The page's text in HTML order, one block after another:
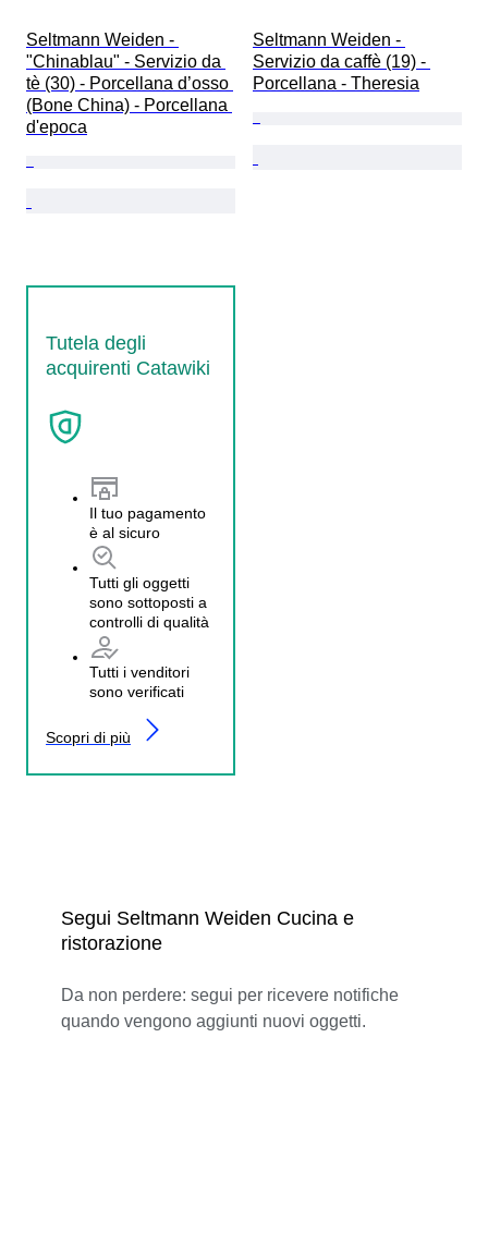
Seltmann Weiden -
"Chinablau" - Servizio da
tè (30) - Porcellana d’osso
(Bone China) - Porcellana
d'epoca
Seltmann Weiden -
Servizio da caffè (19) -
Porcellana - Theresia
Tutela degli
acquirenti Catawiki
Il tuo pagamento
è al sicuro
Tutti gli oggetti
sono sottoposti a
controlli di qualità
Tutti i venditori
sono verificati
Scopri di più
Segui Seltmann Weiden Cucina e
ristorazione
Da non perdere: segui per ricevere notifiche
quando vengono aggiunti nuovi oggetti.